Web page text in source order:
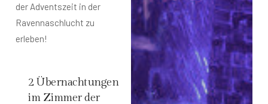
der Adventszeit in der
Ravennaschlucht zu
erleben!
2 Übernachtungen
im Zimmer der